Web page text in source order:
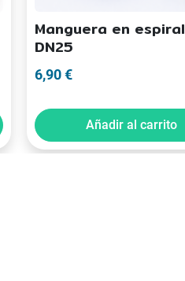
Manguera en espiral
DN25
6,90 €
Añadir al carrito